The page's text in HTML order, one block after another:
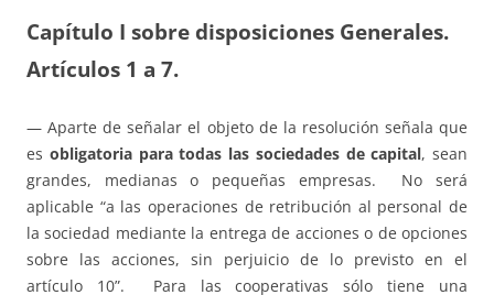
Capítulo I sobre disposiciones Generales.
Artículos 1 a 7.
— Aparte de señalar el objeto de la resolución señala que
es obligatoria para todas las sociedades de capital, sean
grandes, medianas o pequeñas empresas. No será
aplicable “a las operaciones de retribución al personal de
la sociedad mediante la entrega de acciones o de opciones
sobre las acciones, sin perjuicio de lo previsto en el
artículo 10”. Para las cooperativas sólo tiene una